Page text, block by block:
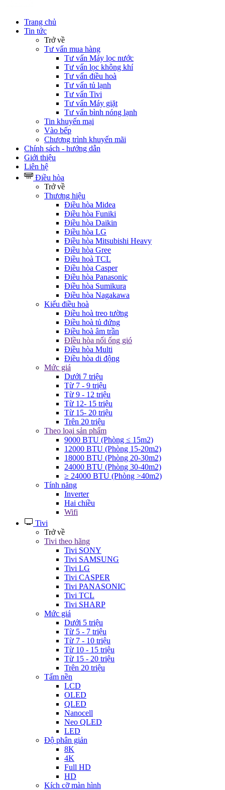
Trang chủ
Tin tức
Trở về
Tư vấn mua hàng
Tư vấn Máy lọc nước
Tư vấn lọc không khí
Tư vấn điều hoà
Tư vấn tủ lạnh
Tư vấn Tivi
Tư vấn Máy giặt
Tư vấn bình nóng lạnh
Tin khuyến mại
Vào bếp
Chương trình khuyến mãi
Chính sách - hướng dẫn
Giới thiệu
Liên hệ
Điều hòa
Trở về
Thương hiệu
Điều hòa Midea
Điều hòa Funiki
Điều hòa Daikin
Điều hòa LG
Điều hòa Mitsubishi Heavy
Điều hòa Gree
Điều hoà TCL
Điều hòa Casper
Điều hòa Panasonic
Điều hòa Sumikura
Điều hòa Nagakawa
Kiểu điều hoà
Điều hoà treo tường
Điều hoà tủ đứng
Điều hoà âm trần
ĐIều hòa nối ống gió
Điều hòa Multi
Điều hòa di động
Mức giá
Dưới 7 triệu
Từ 7 - 9 triệu
Từ 9 - 12 triệu
Từ 12- 15 triệu
Từ 15- 20 triệu
Trên 20 triệu
Theo loại sản phẩm
9000 BTU (Phòng ≤ 15m2)
12000 BTU (Phòng 15-20m2)
18000 BTU (Phòng 20-30m2)
24000 BTU (Phòng 30-40m2)
≥ 24000 BTU (Phòng >40m2)
Tính năng
Inverter
Hai chiều
Wifi
Tivi
Trở về
Tivi theo hãng
Tivi SONY
Tivi SAMSUNG
Tivi LG
Tivi CASPER
Tivi PANASONIC
Tivi TCL
Tivi SHARP
Mức giá
Dưới 5 triệu
Từ 5 - 7 triệu
Từ 7 - 10 triệu
Từ 10 - 15 triệu
Từ 15 - 20 triệu
Trên 20 triệu
Tấm nền
LCD
OLED
QLED
Nanocell
Neo QLED
LED
Độ phân giản
8K
4K
Full HD
HD
Kích cỡ màn hình